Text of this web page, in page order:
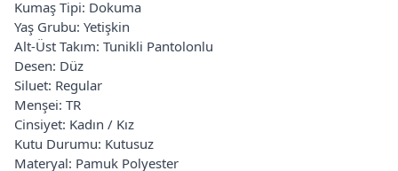
Kumaş Tipi: Dokuma
Yaş Grubu: Yetişkin
Alt-Üst Takım: Tunikli Pantolonlu
Desen: Düz
Siluet: Regular
Menşei: TR
Cinsiyet: Kadın / Kız
Kutu Durumu: Kutusuz
Materyal: Pamuk Polyester